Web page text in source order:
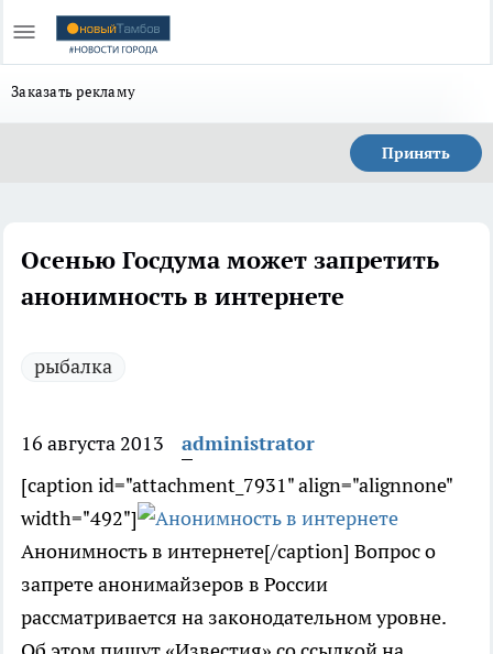
Заказать рекламу
Принять
Осенью Госдума может запретить
анонимность в интернете
рыбалка
16 августа 2013
administrator
[caption id="attachment_7931" align="alignnone"
width="492"]
Анонимность в интернете[/caption] Вопрос о
запрете анонимайзеров в России
рассматривается на законодательном уровне.